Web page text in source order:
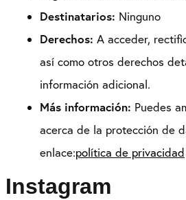
Destinatarios: Ninguno
Derechos: A acceder,
así como otros derechos
información adicional.
Más información: Puedes
acerca de la protección de
enlace:política de privacidad
Instagram